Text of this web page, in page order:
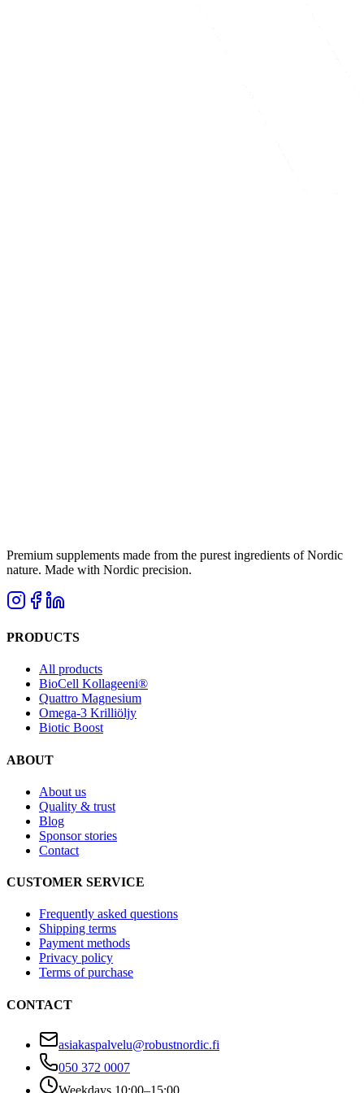
Premium supplements made from the purest ingredients of Nordic
nature. Made with Nordic precision.
PRODUCTS
All products
BioCell Kollageeni®
Quattro Magnesium
Omega-3 Krilliöljy
Biotic Boost
ABOUT
About us
Quality & trust
Blog
Sponsor stories
Contact
CUSTOMER SERVICE
Frequently asked questions
Shipping terms
Payment methods
Privacy policy
Terms of purchase
CONTACT
asiakaspalvelu@robustnordic.fi
050 372 0007
Weekdays 10:00–15:00